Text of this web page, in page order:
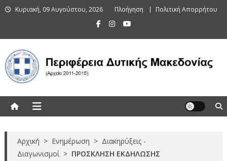
Skip Κυριακή, 09 Αυγούστου, 2026 Πλοήγηση Πολιτική Απορρήτου
Αρχική > Ενημέρωση > Διακηρύξεις -
Διαγωνισμοί > ΠΡΟΣΚΛΗΣΗ ΕΚΔΗΛΩΣΗΣ